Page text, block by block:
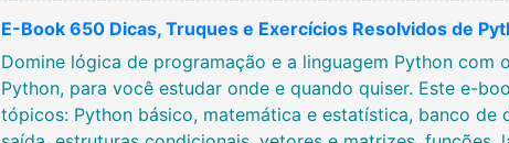
E-Book 650 Dicas, Truques e Exercícios Resolvidos de
Domine lógica de programação e a linguagem Python
Python, para você estudar onde e quando quiser. Este e-
tópicos: Python básico, matemática e estatística, banco